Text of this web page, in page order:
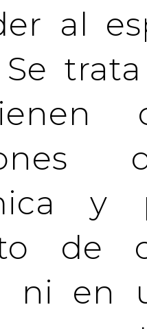
al
Se
y
de
ni en